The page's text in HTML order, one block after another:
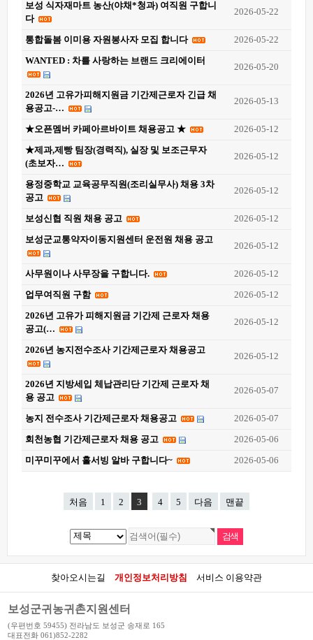
보성 식자재마트 농산(야채*청과) 여직원 구합니
다
2026-05-22
통합돌봄 이미용 자원봉사자 모집 합니다 2026-05-22
WANTED : 차를 사랑하는 브랜드 크리에이터
2026-05-20
2026년 고유가피해지원금 기간제근로자 긴급 채
용공고-…
2026-05-13
★오픈멤버 카페아르바이트 채용공고 ★ 2026-05-12
★제과,제빵 팀장(경력직), 실장 및 보조근무자
(초보자…
2026-05-12
용정중학교 교육공무직원(조리실무사) 채용 3차
공고
2026-05-12
보성신협 직원 채용 공고 2026-05-12
보성군교통약자이동지원센터 운전원 채용 공고
2026-05-12
사무원이나 사무장을 구합니다. 2026-05-12
업무여직원 구함 2026-05-12
2026년 고유가 피해지원금 기간제 근로자 채용
공고(…
2026-05-12
2026년 농지전수조사 기간제근로자 채용공고
2026-05-12
2026년 지방세입 체납관리단 기간제 근로자 채
용 공고
2026-05-07
농지 전수조사 기간제근로자 채용공고 2026-05-07
회천농협 기간제근로자 채용 공고 2026-05-06
미꾸미꾸에서 홀서빙 알바 구합니다~ 2026-05-06
처음 1 2 3 4 5 다음 맨끝
찾아오시는길 개인정보처리방침 서비스 이용약관
보성군귀농귀촌지원센터
(우편번호 59455) 전라남도 보성군 송재로 165
대표전화 061)852-2282